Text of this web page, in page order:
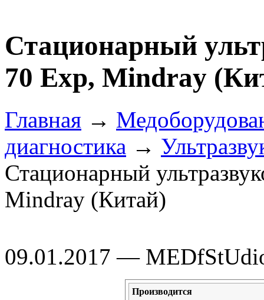
Стационарный
70 Exp, Mindray
Главная →
диагностика →
Стационарный
Mindray (Китай)
09.01.2017 —
Производится